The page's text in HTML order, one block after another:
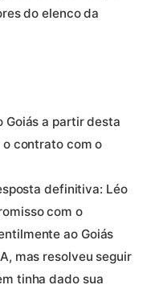
do elenco da
Goiás a partir desta
contrato com o
definitiva: Léo
com o
ao Goiás
mas resolveu seguir
tinha dado sua